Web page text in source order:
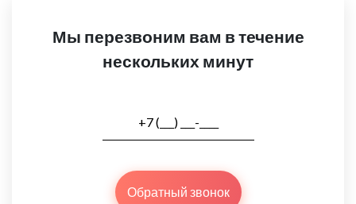
Мы перезвоним вам в течение
нескольких минут
Обратный звонок